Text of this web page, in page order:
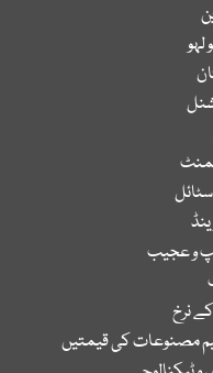
لہو
و عجیب
نرخ
مصنوعات کی قیمتیں